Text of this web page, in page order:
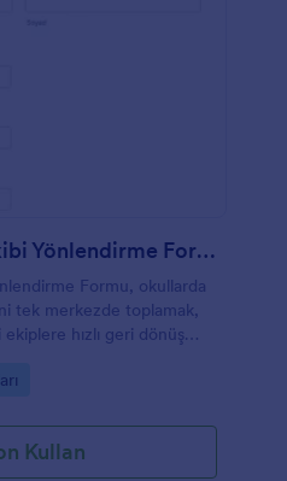
Öğrenci Destek Ekibi Yönlendirme Formu
Formu, okullarda
tek merkezde toplamak,
hızlı geri dönüş
Kullan